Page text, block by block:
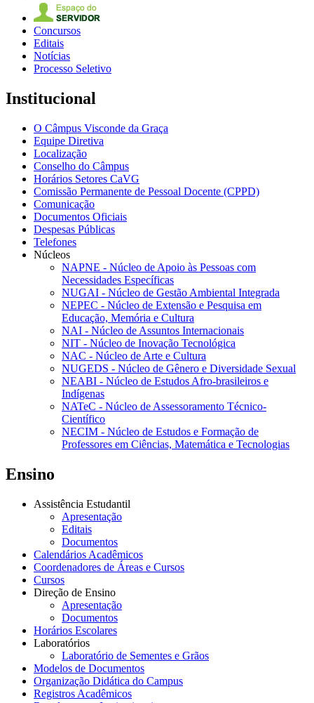
Concursos
Editais
Notícias
Processo Seletivo
Institucional
O Câmpus Visconde da Graça
Equipe Diretiva
Localização
Conselho do Câmpus
Horários Setores CaVG
Comissão Permanente de Pessoal Docente (CPPD)
Comunicação
Documentos Oficiais
Despesas Públicas
Telefones
Núcleos
NAPNE - Núcleo de Apoio às Pessoas com
Necessidades Específicas
NUGAI - Núcleo de Gestão Ambiental Integrada
NEPEC - Núcleo de Extensão e Pesquisa em
Educação, Memória e Cultura
NAI - Núcleo de Assuntos Internacionais
NIT - Núcleo de Inovação Tecnológica
NAC - Núcleo de Arte e Cultura
NUGEDS - Núcleo de Gênero e Diversidade Sexual
NEABI - Núcleo de Estudos Afro-brasileiros e
Indígenas
NATeC - Núcleo de Assessoramento Técnico-
Científico
NECIM - Núcleo de Estudos e Formação de
Professores em Ciências, Matemática e Tecnologias
Ensino
Assistência Estudantil
Apresentação
Editais
Documentos
Calendários Acadêmicos
Coordenadores de Áreas e Cursos
Cursos
Direção de Ensino
Apresentação
Documentos
Horários Escolares
Laboratórios
Laboratório de Sementes e Grãos
Modelos de Documentos
Organização Didática do Campus
Registros Acadêmicos